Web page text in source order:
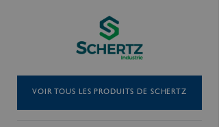
VOIR TOUS LES PRODUITS DE SCHERTZ